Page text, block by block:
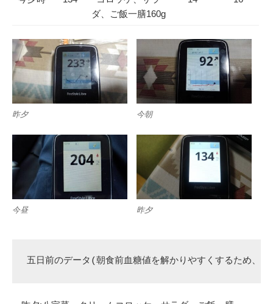
ダ、ご飯一膳160g
昨夕 今朝
今昼 昨夕
五日前のデータ(朝食前血糖値を解かりやすくするため、